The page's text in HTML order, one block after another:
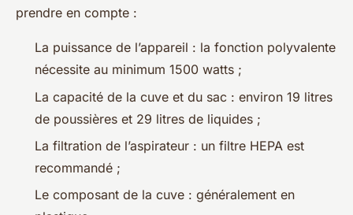
prendre en compte :
La puissance de l’appareil : la fonction polyvalente
nécessite au minimum 1500 watts ;
La capacité de la cuve et du sac : environ 19 litres
de poussières et 29 litres de liquides ;
La filtration de l’aspirateur : un filtre HEPA est
recommandé ;
Le composant de la cuve : généralement en